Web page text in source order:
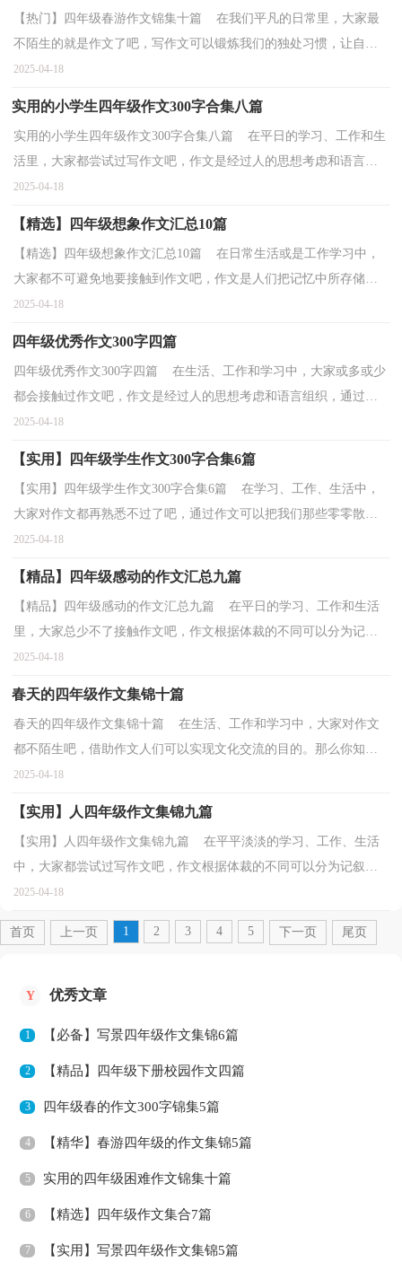
【热门】四年级春游作文锦集十篇 在我们平凡的日常里，大家最
不陌生的就是作文了吧，写作文可以锻炼我们的独处习惯，让自己
的心静下来，思考自己未来的方向。你知道作文怎样才能...
2025-04-18
实用的小学生四年级作文300字合集八篇
实用的小学生四年级作文300字合集八篇 在平日的学习、工作和生
活里，大家都尝试过写作文吧，作文是经过人的思想考虑和语言组
织，通过文字来表达一个主题意义的记叙方法。那么...
2025-04-18
【精选】四年级想象作文汇总10篇
【精选】四年级想象作文汇总10篇 在日常生活或是工作学习中，
大家都不可避免地要接触到作文吧，作文是人们把记忆中所存储的
有关知识、经验和思想用书面形式表达出来的记叙方...
2025-04-18
四年级优秀作文300字四篇
四年级优秀作文300字四篇 在生活、工作和学习中，大家或多或少
都会接触过作文吧，作文是经过人的思想考虑和语言组织，通过文
字来表达一个主题意义的记叙方法。那么你有了解过...
2025-04-18
【实用】四年级学生作文300字合集6篇
【实用】四年级学生作文300字合集6篇 在学习、工作、生活中，
大家对作文都再熟悉不过了吧，通过作文可以把我们那些零零散散
的思想，聚集在一块。你知道作文怎样写才规范吗？下面...
2025-04-18
【精品】四年级感动的作文汇总九篇
【精品】四年级感动的作文汇总九篇 在平日的学习、工作和生活
里，大家总少不了接触作文吧，作文根据体裁的不同可以分为记叙
文、说明文、应用文、议论文。你知道作文怎样写才...
2025-04-18
春天的四年级作文集锦十篇
春天的四年级作文集锦十篇 在生活、工作和学习中，大家对作文
都不陌生吧，借助作文人们可以实现文化交流的目的。那么你知道
一篇好的作文该怎么写吗？以下是小编为大家整理的春...
2025-04-18
【实用】人四年级作文集锦九篇
【实用】人四年级作文集锦九篇 在平平淡淡的学习、工作、生活
中，大家都尝试过写作文吧，作文根据体裁的不同可以分为记叙
文、说明文、应用文、议论文。相信写作文是一个让许...
2025-04-18
首页 上一页 1 2 3 4 5 下一页 尾页
Y 优秀文章
1 【必备】写景四年级作文集锦6篇
2 【精品】四年级下册校园作文四篇
3 四年级春的作文300字锦集5篇
4 【精华】春游四年级的作文集锦5篇
5 实用的四年级困难作文锦集十篇
6 【精选】四年级作文集合7篇
7 【实用】写景四年级作文集锦5篇